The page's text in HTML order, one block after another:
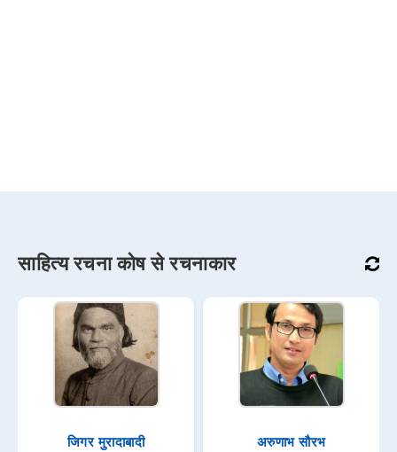
साहित्य रचना कोष से रचनाकार
जिगर मुरादाबादी अरुणाभ सौरभ